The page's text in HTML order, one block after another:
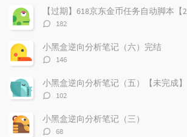
章
论
【过期】618京东金币任务自动脚本【
评
数：
182
小黑盒逆向分析笔记（六）完结
评
数：
146
小黑盒逆向分析笔记（五）【未完成】
评
数：
102
小黑盒逆向分析笔记（三）
评
68